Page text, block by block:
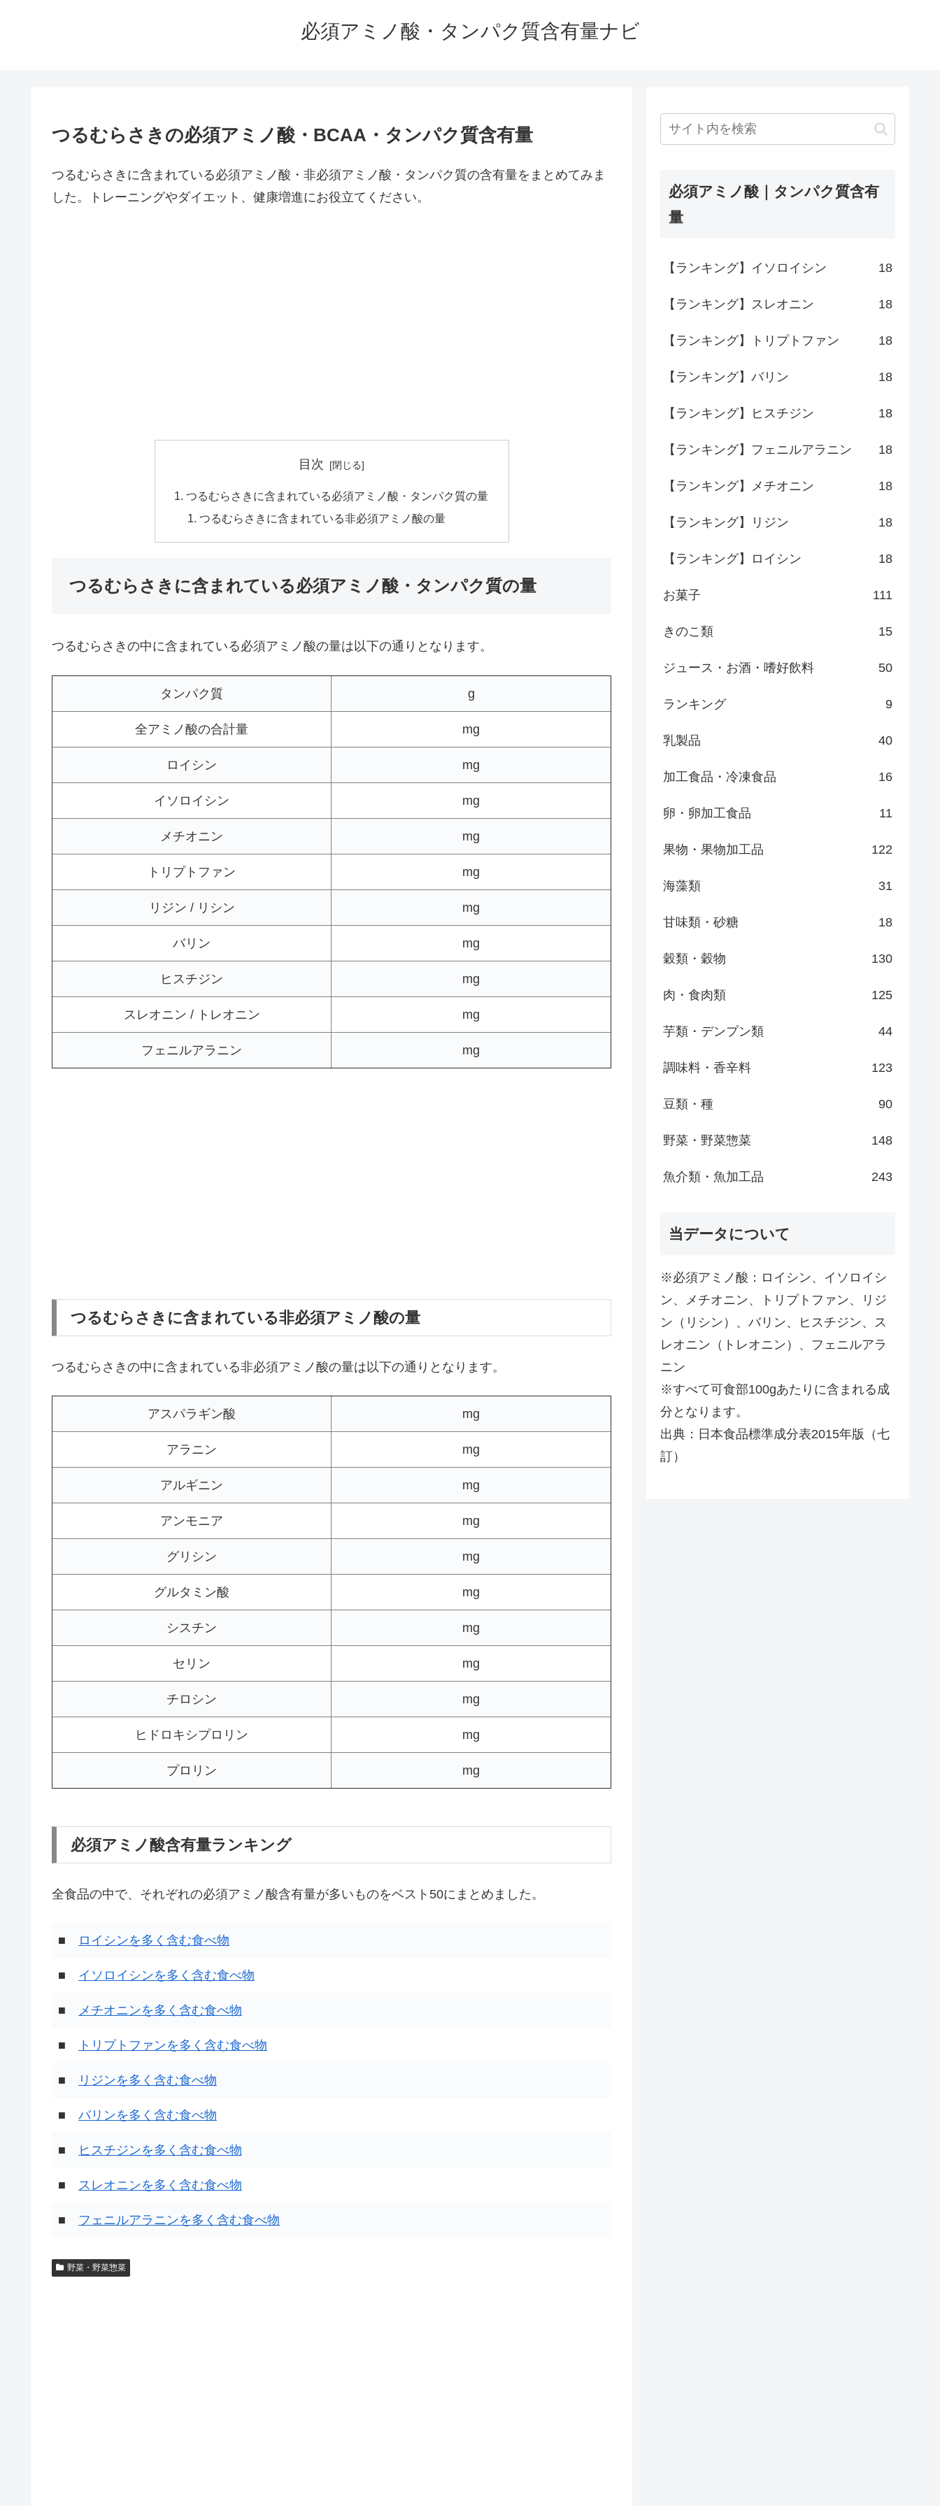
必須アミノ酸・タンパク質含有量ナビ
つるむらさきの必須アミノ酸・BCAA・タンパク質含有量
つるむらさきに含まれている必須アミノ酸・非必須アミノ酸・タンパク質の含有量をまとめてみま
した。トレーニングやダイエット、健康増進にお役立てください。
目次
つるむらさきに含まれている必須アミノ酸・タンパク質の量
つるむらさきに含まれている非必須アミノ酸の量
つるむらさきに含まれている必須アミノ酸・タンパク質の量
つるむらさきの中に含まれている必須アミノ酸の量は以下の通りとなります。
タンパク質 g
全アミノ酸の合計量 mg
ロイシン mg
イソロイシン mg
メチオニン mg
トリプトファン mg
リジン / リシン mg
バリン mg
ヒスチジン mg
スレオニン / トレオニン mg
フェニルアラニン mg
つるむらさきに含まれている非必須アミノ酸の量
つるむらさきの中に含まれている非必須アミノ酸の量は以下の通りとなります。
アスパラギン酸 mg
アラニン mg
アルギニン mg
アンモニア mg
グリシン mg
グルタミン酸 mg
シスチン mg
セリン mg
チロシン mg
ヒドロキシプロリン mg
プロリン mg
必須アミノ酸含有量ランキング
全食品の中で、それぞれの必須アミノ酸含有量が多いものをベスト50にまとめました。
■ ロイシンを多く含む食べ物
■ イソロイシンを多く含む食べ物
■ メチオニンを多く含む食べ物
■ トリプトファンを多く含む食べ物
■ リジンを多く含む食べ物
■ バリンを多く含む食べ物
■ ヒスチジンを多く含む食べ物
■ スレオニンを多く含む食べ物
■ フェニルアラニンを多く含む食べ物
野菜・野菜惣菜
必須アミノ酸｜タンパク質含有
量
【ランキング】イソロイシン 18
【ランキング】スレオニン 18
【ランキング】トリプトファン 18
【ランキング】バリン 18
【ランキング】ヒスチジン 18
【ランキング】フェニルアラニン 18
【ランキング】メチオニン 18
【ランキング】リジン 18
【ランキング】ロイシン 18
お菓子 111
きのこ類 15
ジュース・お酒・嗜好飲料 50
ランキング 9
乳製品 40
加工食品・冷凍食品 16
卵・卵加工食品 11
果物・果物加工品 122
海藻類 31
甘味類・砂糖 18
穀類・穀物 130
肉・食肉類 125
芋類・デンプン類 44
調味料・香辛料 123
豆類・種 90
野菜・野菜惣菜 148
魚介類・魚加工品 243
当データについて
※必須アミノ酸：ロイシン、イソロイシ
ン、メチオニン、トリプトファン、リジ
ン（リシン）、バリン、ヒスチジン、ス
レオニン（トレオニン）、フェニルアラ
ニン
※すべて可食部100gあたりに含まれる成
分となります。
出典：日本食品標準成分表2015年版（七
訂）